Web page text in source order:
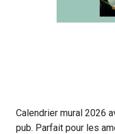
Calendrier mural 2026
pub. Parfait pour les